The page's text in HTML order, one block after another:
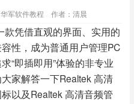
军软件教程 作者：清晨
款凭借直观的界面、实用的
性，成为普通用户管理PC
“即插即用”体验的非专业
家解答一下Realtek 高清
以及Realtek 高清音频管